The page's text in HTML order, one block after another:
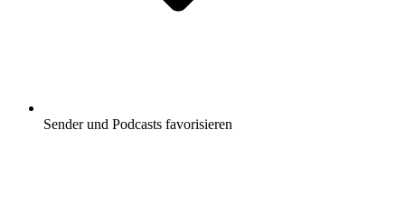
Sender und Podcasts favorisieren